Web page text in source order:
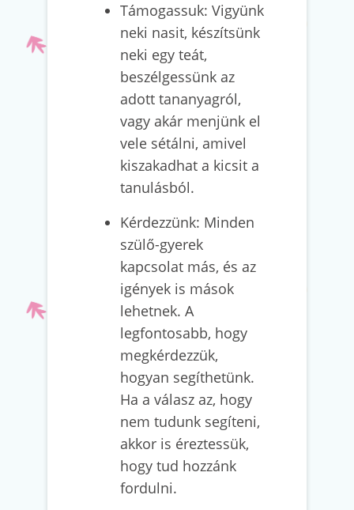
Támogassuk: Vigyünk
neki nasit, készítsünk
neki egy teát,
beszélgessünk az
adott tananyagról,
vagy akár menjünk el
vele sétálni, amivel
kiszakadhat a kicsit a
tanulásból.
Kérdezzünk: Minden
szülő-gyerek
kapcsolat más, és az
igények is mások
lehetnek. A
legfontosabb, hogy
megkérdezzük,
hogyan segíthetünk.
Ha a válasz az, hogy
nem tudunk segíteni,
akkor is éreztessük,
hogy tud hozzánk
fordulni.